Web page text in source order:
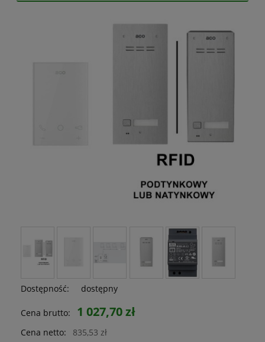
Dostępność: dostępny
Cena brutto: 1 027,70 zł
Cena netto: 835,53 zł